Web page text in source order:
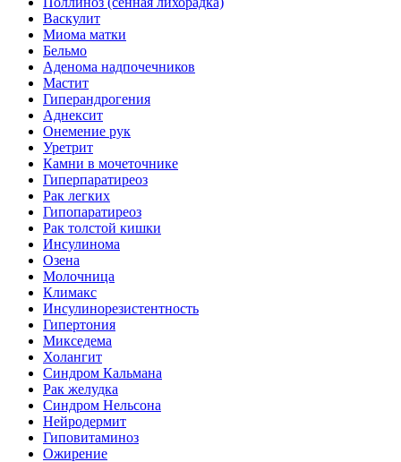
Васкулит
Миома матки
Бельмо
Аденома надпочечников
Мастит
Гиперандрогения
Аднексит
Онемение рук
Уретрит
Камни в мочеточнике
Гиперпаратиреоз
Рак легких
Гипопаратиреоз
Рак толстой кишки
Инсулинома
Озена
Молочница
Климакс
Инсулинорезистентность
Гипертония
Микседема
Холангит
Синдром Кальмана
Рак желудка
Синдром Нельсона
Нейродермит
Гиповитаминоз
Ожирение